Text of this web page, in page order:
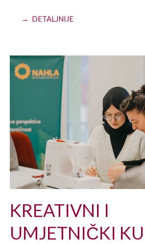
→ DETALJNIJE
KREATIVNI I
UMJETNIČKI